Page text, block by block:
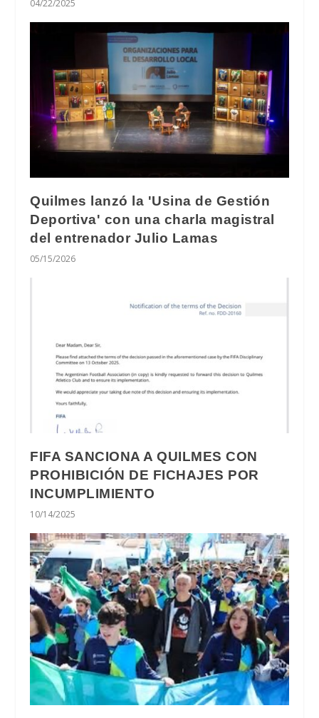
04/22/2025
Quilmes lanzó la 'Usina de Gestión
Deportiva' con una charla magistral
del entrenador Julio Lamas
05/15/2026
FIFA SANCIONA A QUILMES CON
PROHIBICIÓN DE FICHAJES POR
INCUMPLIMIENTO
10/14/2025